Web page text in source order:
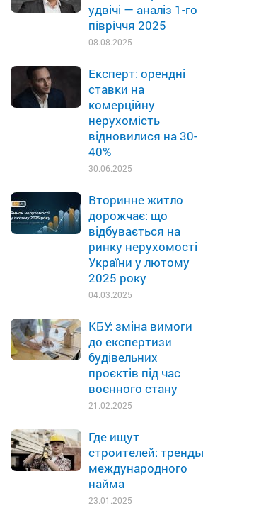
удвічі — аналіз 1-го
півріччя 2025
08.08.2025
Експерт: орендні
ставки на
комерційну
нерухомість
відновилися на 30-
40%
30.06.2025
Вторинне житло
дорожчає: що
відбувається на
ринку нерухомості
України у лютому
2025 року
04.03.2025
КБУ: зміна вимоги
до експертизи
будівельних
проєктів під час
воєнного стану
21.02.2025
Где ищут
строителей: тренды
международного
найма
23.01.2025